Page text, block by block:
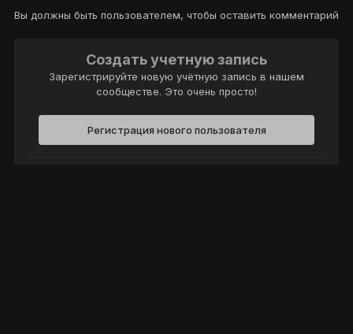
Вы должны быть пользователем, чтобы оставить комментарий
Создать учетную запись
Зарегистрируйте новую учётную запись в нашем
сообществе. Это очень просто!
Регистрация нового пользователя